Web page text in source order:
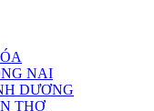
NAI
DƯƠNG
THƠ